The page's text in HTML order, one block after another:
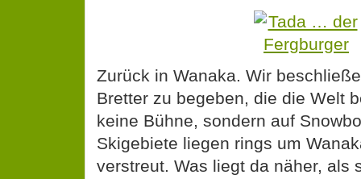
Zurück in Wanaka. Wir
Bretter zu begeben, die die Welt
keine Bühne, sondern auf
Skigebiete liegen rings um
verstreut. Was liegt da näher, als